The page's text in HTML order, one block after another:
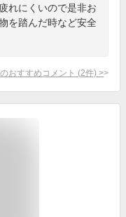
れにくいので是非お
を踏んだ時など安全
おすすめコメント (2件) >